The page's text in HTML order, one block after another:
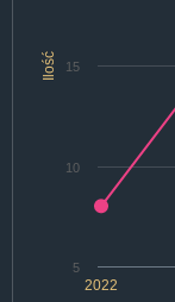
Ilość
2022
5
10
15